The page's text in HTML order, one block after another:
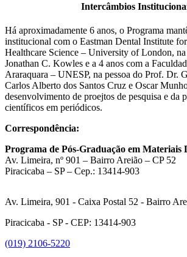
Intercâmbios
Há aproximadamente 6 anos, o Programa
institucional com o Eastman Dental Institute
Healthcare Science – University of London,
Jonathan C. Kowles e a 4 anos com a
Araraquara – UNESP, na pessoa do Prof. Dr.
Carlos Alberto dos Santos Cruz e Oscar
desenvolvimento de proejtos de pesquisa e da
científicos em periódicos.
Correspondência:
Programa de Pós-Graduação em Materiais
Av. Limeira, nº 901 – Bairro Areião – CP 52
Piracicaba – SP – Cep.: 13414-903
Av. Limeira, 901 - Caixa Postal 52 - Bairro
Piracicaba - SP - CEP: 13414-903
(019) 2106-5220